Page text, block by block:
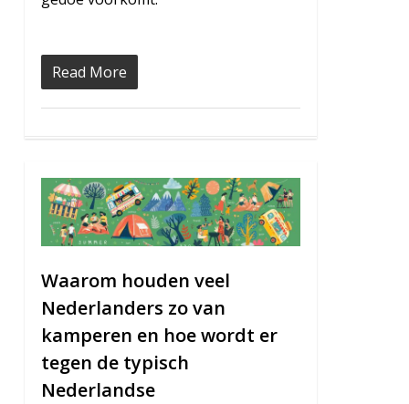
Read More
Waarom houden veel
Nederlanders zo van
kamperen en hoe wordt er
tegen de typisch
Nederlandse
0